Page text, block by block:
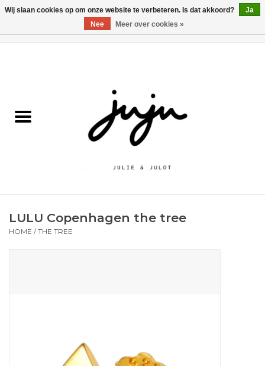
Kledij jongens
Schoenen
Cadeaubonnen
LULU Copenhagen the tree
HOME /THE TREE
Wij slaan cookies op om onze website te verbeteren. Is dat akkoord?
Ja
Nee
Meer over cookies »